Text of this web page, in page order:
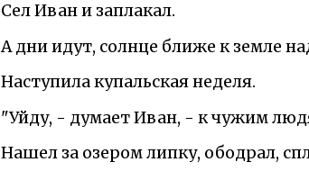
Сел Иван и заплакал.
А дни идут, солнце ближе к земле
Наступила купальская неделя.
"Уйду, - думает Иван, - к чужим
Нашел за озером липку, ободрал,